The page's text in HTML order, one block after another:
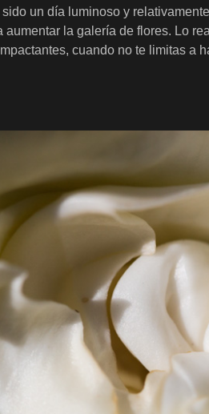
un día luminoso y
aumentar la galería de flores. Lo
cuando no te limitas a